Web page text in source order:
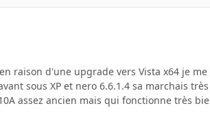
raison d'une upgrade vers Vista x64 je
sous XP et nero 6.6.1.4 sa marchais
assez ancien mais qui fonctionne très